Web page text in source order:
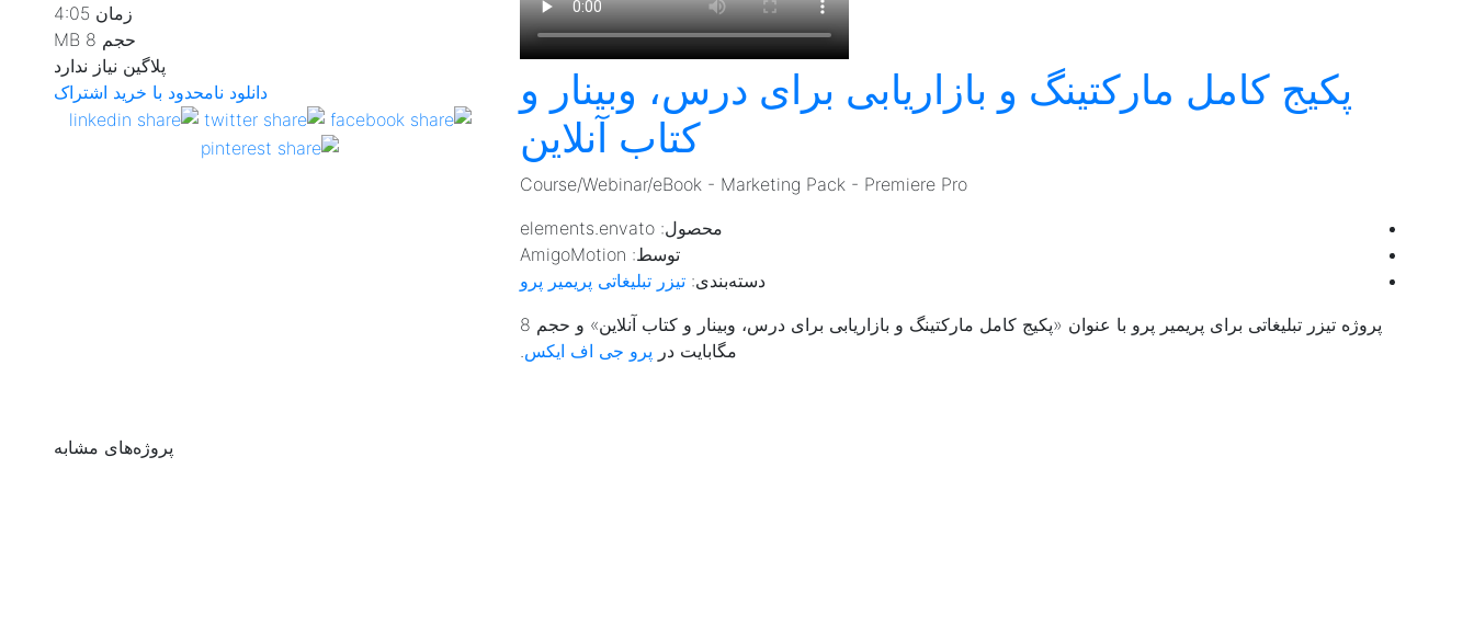
پکیج کامل مارکتینگ و بازاریابی برای درس، وبینار و
کتاب آنلاین
Course/Webinar/eBook - Marketing Pack - Premiere Pro
محصول: elements.envato
توسط: AmigoMotion
دسته‌بندی: تیزر تبلیغاتی پریمیر پرو
پروژه تیزر تبلیغاتی برای پریمیر پرو با عنوان «پکیج کامل مارکتینگ و بازاریابی برای درس، وبینار و کتاب آنلاین
» و حجم 8
مگابایت در پرو جی اف ایکس
زمان 4:05
حجم 8 MB
پلاگین نیاز ندارد
دانلود نامحدود با خرید اشتراک
پروژه‌های مشابه